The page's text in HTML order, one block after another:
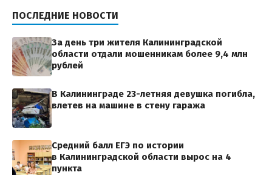
ПОСЛЕДНИЕ НОВОСТИ
За день три жителя Калининградской
области отдали мошенникам более 9,4 млн
рублей
В Калининграде 23-летняя девушка погибла,
влетев на машине в стену гаража
Средний балл ЕГЭ по истории
в Калининградской области вырос на 4
пункта